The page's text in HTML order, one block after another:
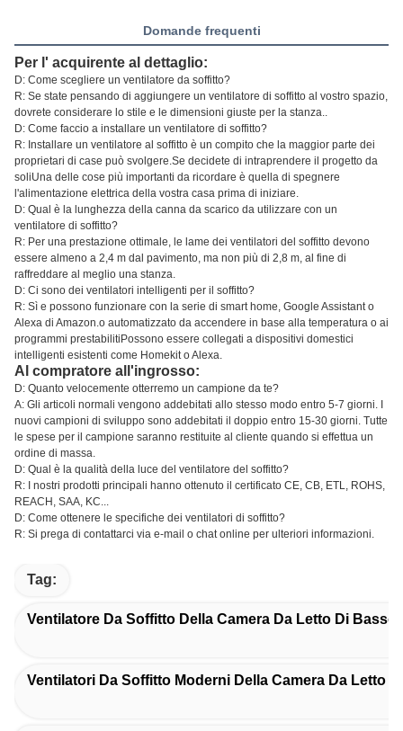
Domande frequenti
Per l' acquirente al dettaglio:
D: Come scegliere un ventilatore da soffitto?
R: Se state pensando di aggiungere un ventilatore di soffitto al vostro spazio,
dovrete considerare lo stile e le dimensioni giuste per la stanza..
D: Come faccio a installare un ventilatore di soffitto?
R: Installare un ventilatore al soffitto è un compito che la maggior parte dei
proprietari di case può svolgere.Se decidete di intraprendere il progetto da
soliUna delle cose più importanti da ricordare è quella di spegnere
l'alimentazione elettrica della vostra casa prima di iniziare.
D: Qual è la lunghezza della canna da scarico da utilizzare con un
ventilatore di soffitto?
R: Per una prestazione ottimale, le lame dei ventilatori del soffitto devono
essere almeno a 2,4 m dal pavimento, ma non più di 2,8 m, al fine di
raffreddare al meglio una stanza.
D: Ci sono dei ventilatori intelligenti per il soffitto?
R: Sì e possono funzionare con la serie di smart home, Google Assistant o
Alexa di Amazon.o automatizzato da accendere in base alla temperatura o ai
programmi prestabilitiPossono essere collegati a dispositivi domestici
intelligenti esistenti come Homekit o Alexa.
Al compratore all'ingrosso:
D: Quanto velocemente otterremo un campione da te?
A: Gli articoli normali vengono addebitati allo stesso modo entro 5-7 giorni. I
nuovi campioni di sviluppo sono addebitati il doppio entro 15-30 giorni. Tutte
le spese per il campione saranno restituite al cliente quando si effettua un
ordine di massa.
D: Qual è la qualità della luce del ventilatore del soffitto?
R: I nostri prodotti principali hanno ottenuto il certificato CE, CB, ETL, ROHS,
REACH, SAA, KC...
D: Come ottenere le specifiche dei ventilatori di soffitto?
R: Si prega di contattarci via e-mail o chat online per ulteriori informazioni.
Tag:
Ventilatore Da Soffitto Della Camera Da Letto Di Basso
Ventilatori Da Soffitto Moderni Della Camera Da Letto